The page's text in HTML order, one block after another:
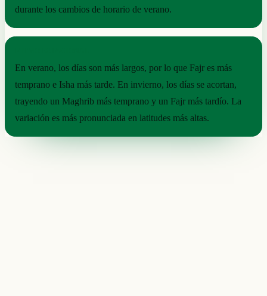
durante los cambios de horario de verano.
En verano, los días son más largos, por lo que Fajr es más
temprano e Isha más tarde. En invierno, los días se acortan,
trayendo un Maghrib más temprano y un Fajr más tardío. La
variación es más pronunciada en latitudes más altas.